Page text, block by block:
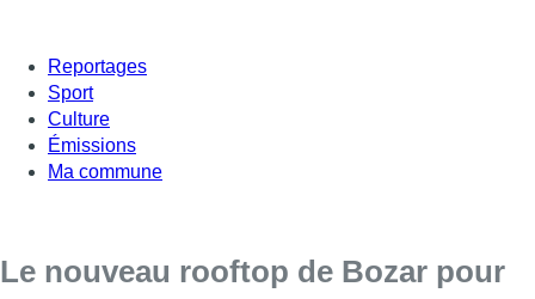
Reportages
Sport
Culture
Émissions
Ma commune
Le nouveau rooftop de Bozar pour